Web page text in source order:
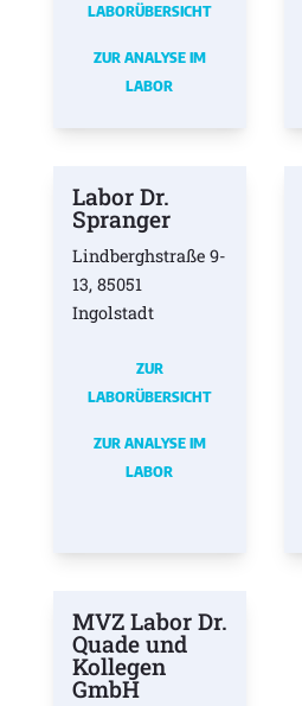
LABORÜBERSICHT
ZUR ANALYSE IM
LABOR
Labor Dr.
Spranger
Lindberghstraße 9-
13, 85051
Ingolstadt
ZUR
LABORÜBERSICHT
ZUR ANALYSE IM
LABOR
MVZ Labor Dr.
Quade und
Kollegen
GmbH